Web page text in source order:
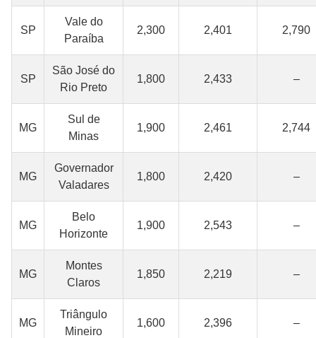
SP
Vale do
Paraíba
2,300 2,401 2,790
SP
São José do
Rio Preto
1,800 2,433 –
MG
Sul de
Minas
1,900 2,461 2,744
MG
Governador
Valadares
1,800 2,420 –
MG
Belo
Horizonte
1,900 2,543 –
MG
Montes
Claros
1,850 2,219 –
MG
Triângulo
Mineiro
1,600 2,396 –